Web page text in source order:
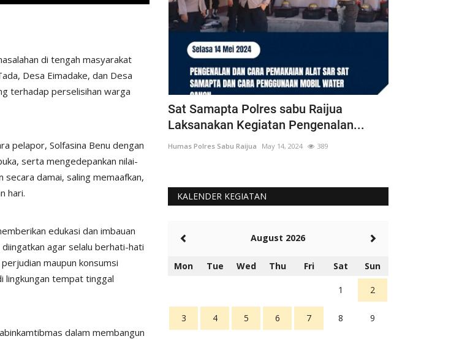
di tengah masyarakat
Desa Eimadake, dan Desa
terhadap perselisihan warga
pelapor, Solfasina Benu dengan
serta mengedepankan nilai-
secara damai, saling memaafkan,
hari.
edukasi dan imbauan
agar selalu berhati-hati
maupun konsumsi
lingkungan tempat tinggal
dalam membangun
Polri Harumkan Indonesia
Raijua Apr 28, 2024 454
Sat Samapta Polres sabu Raijua
Laksanakan Kegiatan Pengenalan...
Humas Polres Sabu Raijua May 14, 2024 389
KALENDER KEGIATAN
August 2026
Mon Tue Wed Thu Fri Sat Sun
1 2
3 4 5 6 7 8 9